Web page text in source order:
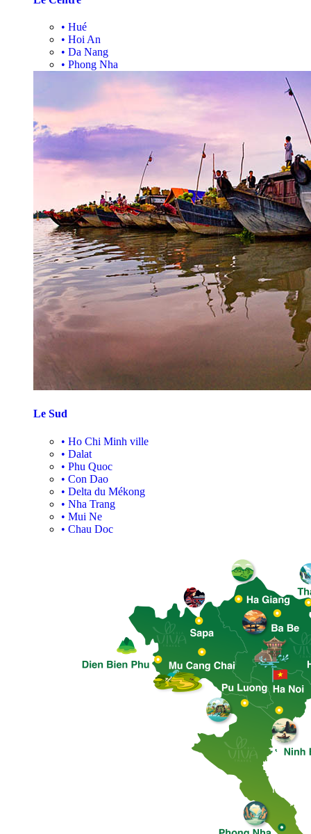
• Hué
• Hoi An
• Da Nang
• Phong Nha
Le Sud
• Ho Chi Minh ville
• Dalat
• Phu Quoc
• Con Dao
• Delta du Mékong
• Nha Trang
• Mui Ne
• Chau Doc